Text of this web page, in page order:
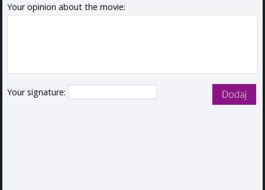
Your opinion about the movie:
Your signature: